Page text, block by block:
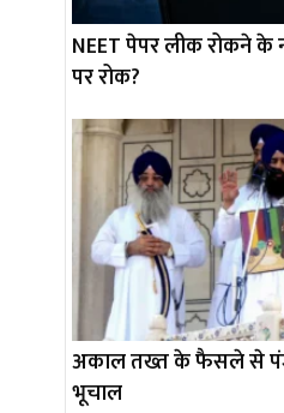
NEET पेपर लीक रोकने के
पर रोक?
अकाल तख्त के फैसले से
भूचाल